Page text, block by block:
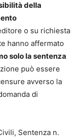
della
o su richiesta
hanno affermato
solo la sentenza
può essere
avverso la
di
Sentenza n.